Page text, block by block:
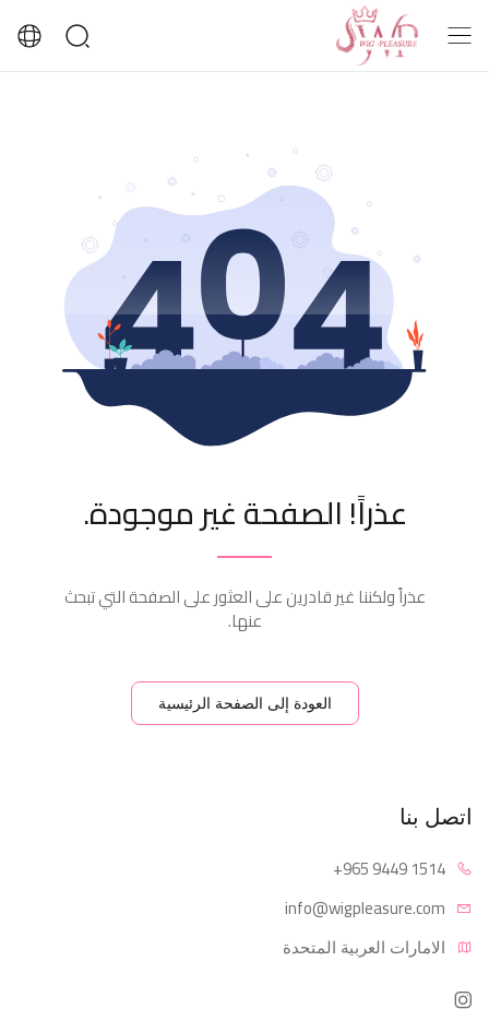
عذراً! الصفحة غير موجودة.
عذراً ولكننا غير قادرين على العثور على الصفحة التي تبحث
عنها.
العودة إلى الصفحة الرئيسية
اتصل بنا
+965 9449 1514
info@wigpleasure.com
الامارات العربية المتحدة